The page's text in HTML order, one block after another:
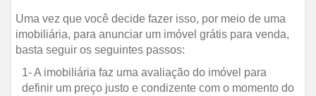
Uma vez que você decide fazer isso, por meio de uma
imobiliária, para anunciar um imóvel grátis para venda,
basta seguir os seguintes passos:
1- A imobiliária faz uma avaliação do imóvel para
definir um preço justo e condizente com o momento do